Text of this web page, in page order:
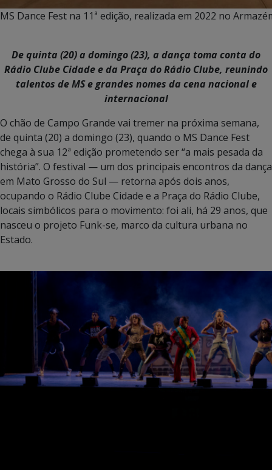
MS Dance Fest na 11ª edição, realizada em 2022 no
De quinta (20) a domingo (23), a dança toma conta do
Rádio Clube Cidade e da Praça do Rádio Clube, reunindo
talentos de MS e grandes nomes da cena nacional e
internacional
O chão de Campo Grande vai tremer na próxima semana,
de quinta (20) a domingo (23), quando o MS Dance Fest
chega à sua 12ª edição prometendo ser “a mais pesada da
história”. O festival — um dos principais encontros da dança
em Mato Grosso do Sul — retorna após dois anos,
ocupando o Rádio Clube Cidade e a Praça do Rádio Clube,
locais simbólicos para o movimento: foi ali, há 29 anos, que
nasceu o projeto Funk-se, marco da cultura urbana no
Estado.